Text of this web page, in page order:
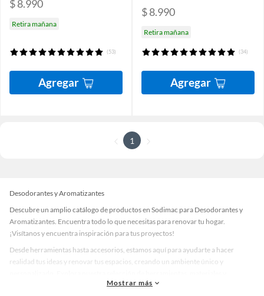
$ 8.990
Retira mañana
(53)
Agregar
$ 8.990
Retira mañana
(34)
Agregar
1
Desodorantes y Aromatizantes
Descubre un amplio catálogo de productos en Sodimac para Desodorantes y
Aromatizantes. Encuentra todo lo que necesitas para renovar tu hogar.
¡Visítanos y encuentra inspiración para tus proyectos!
Desde herramientas hasta accesorios, estamos aquí para ayudarte a hacer
realidad tus ideas y renovar tus espacios, creando un ambiente único y
accesorios de calidad que te ayudarán a crear un espacio más tú.
Mostrar más